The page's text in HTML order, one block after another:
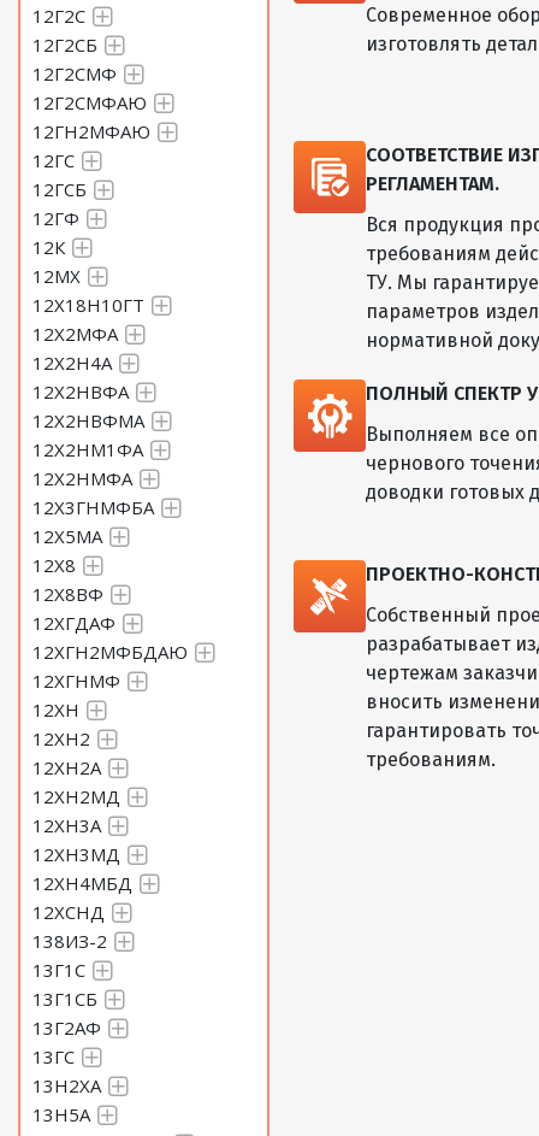
12Г2С
12Г2СБ
12Г2СМФ
12Г2СМФАЮ
12ГН2МФАЮ
12ГС
12ГСБ
12ГФ
12К
12МХ
12Х18Н10ГТ
12Х2МФА
12Х2Н4А
12Х2НВФА
12Х2НВФМА
12Х2НМ1ФА
12Х2НМФА
12Х3ГНМФБА
12Х5МА
12Х8
12Х8ВФ
12ХГДАФ
12ХГН2МФБДАЮ
12ХГНМФ
12ХН
12ХН2
12ХН2А
12ХН2МД
12ХН3А
12ХН3МД
12ХН4МБД
12ХСНД
138ИЗ-2
13Г1С
13Г1СБ
13Г2АФ
13ГС
13Н2ХА
13Н5А
Современное
изготовлять
СООТВЕТСТВИЕ
РЕГЛАМЕНТАМ.
Вся продукция
требованиям
ТУ. Мы
параметров
нормативной
ПОЛНЫЙ СПЕКТР
Выполняем все
чернового
доводки готовых
ПРОЕКТНО-
Собственный
разрабатывает
чертежам
вносить
гарантировать
требованиям.